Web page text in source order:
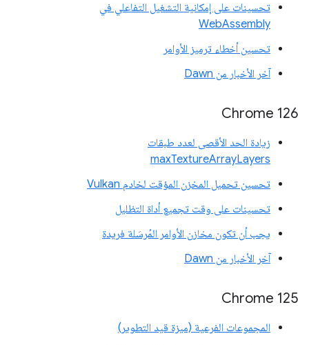
تحسينات على إمكانية التشغيل التفاعلي في
WebAssembly
تحسين أخطاء ترميز الأوامر
آخر الأخبار من Dawn
Chrome 126
زيادة الحد الأقصى لعدد طبقات
maxTextureArrayLayers
تحسين تحميل المخزن المؤقت لخادم Vulkan
تحسينات على وقت تجميع أداة التظليل
يجب أن تكون مخازن الأوامر المُرسَلة فريدة
آخر الأخبار من Dawn
‫Chrome 125
المجموعات الفرعية (ميزة قيد التطوير)